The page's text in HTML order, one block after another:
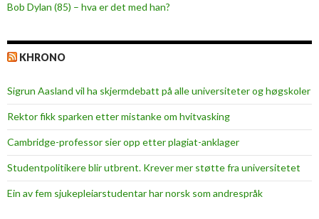
l
i
n
?
Bob Dylan (85) – hva er det med han?
KHRONO
Sigrun Aasland vil ha skjerm­debatt på alle universiteter og høgskoler
Rektor fikk sparken etter mistanke om hvitvasking
Cambridge-professor sier opp etter plagiat-anklager
Studentpolitikere blir utbrent. Krever mer støtte fra universitetet
Ein av fem sjukepleiar­studentar har norsk som andrespråk